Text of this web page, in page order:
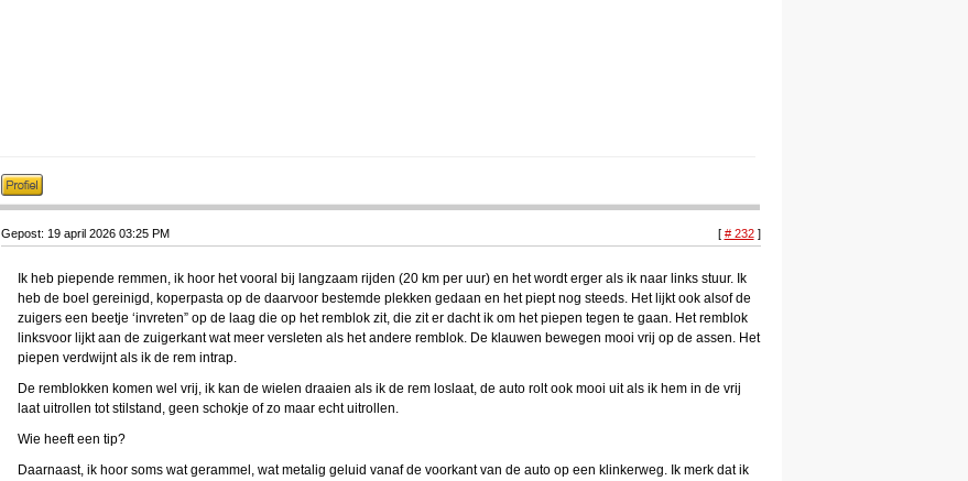
Gepost: 19 april 2026 03:25 PM [ # 232]
Ik heb piepende remmen, ik hoor het vooral bij langzaam rijden (20 km per uur) en het wordt erger als ik naar links stuur. Ik
heb de boel gereinigd, koperpasta op de daarvoor bestemde plekken gedaan en het piept nog steeds. Het lijkt ook alsof de
zuigers een beetje ‘invreten” op de laag die op het remblok zit, die zit er dacht ik om het piepen tegen te gaan. Het remblok
linksvoor lijkt aan de zuigerkant wat meer versleten als het andere remblok. De klauwen bewegen mooi vrij op de assen. Het
piepen verdwijnt als ik de rem intrap.
De remblokken komen wel vrij, ik kan de wielen draaien als ik de rem loslaat, de auto rolt ook mooi uit als ik hem in de vrij
laat uitrollen tot stilstand, geen schokje of zo maar echt uitrollen.
Wie heeft een tip?
Daarnaast, ik hoor soms wat gerammel, wat metalig geluid vanaf de voorkant van de auto op een klinkerweg. Ik merk dat ik